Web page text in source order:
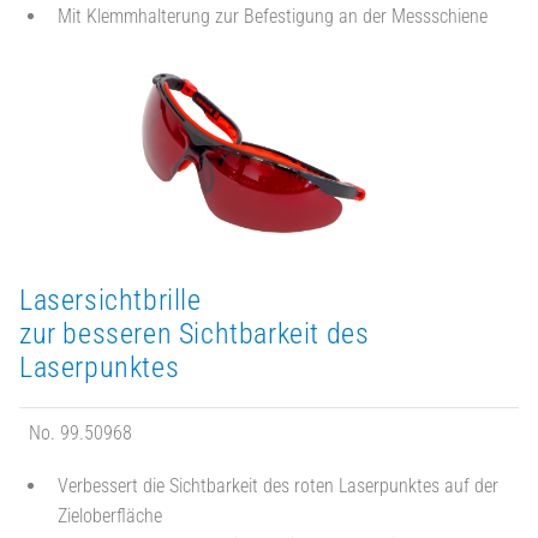
Mit Klemmhalterung zur Befestigung an der Messschiene
Lasersichtbrille
zur besseren Sichtbarkeit des
Laserpunktes
No. 99.50968
Verbessert die Sichtbarkeit des roten Laserpunktes auf der
Zieloberfläche